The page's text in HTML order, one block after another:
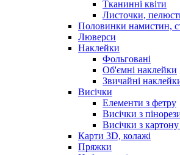
Тканинні квіти
Листочки,
Половинки намистин,
Люверси
Наклейки
Фольговані
Об'ємні наклейки
Звичайні
Висічки
Елементи з фетру
Висічки з
Висічки з
Карти 3D, колажі
Пряжки